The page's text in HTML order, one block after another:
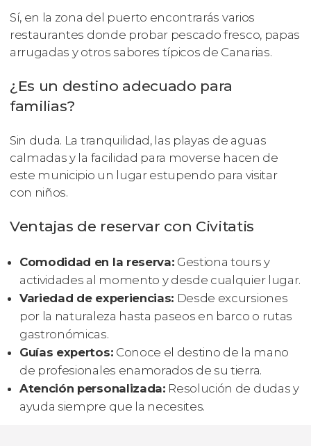
Sí, en la zona del puerto encontrarás varios
restaurantes donde probar pescado fresco, papas
arrugadas y otros sabores típicos de Canarias.
¿Es un destino adecuado para
familias?
Sin duda. La tranquilidad, las playas de aguas
calmadas y la facilidad para moverse hacen de
este municipio un lugar estupendo para visitar
con niños.
Ventajas de reservar con Civitatis
Comodidad en la reserva: Gestiona tours y
actividades al momento y desde cualquier lugar.
Variedad de experiencias: Desde excursiones
por la naturaleza hasta paseos en barco o rutas
gastronómicas.
Guías expertos: Conoce el destino de la mano
de profesionales enamorados de su tierra.
Atención personalizada: Resolución de dudas y
ayuda siempre que la necesites.